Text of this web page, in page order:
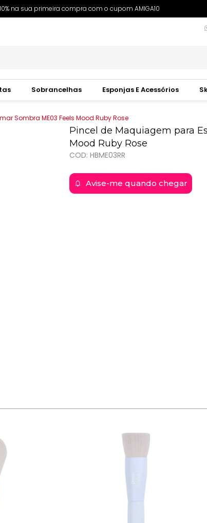
na sua primeira compra com o cupom AMIGA10
Sobrancelhas Esponjas E Acessórios
Sombra ME03 Feels Mood Ruby Rose
Pincel de Maquiagem para
Mood Ruby Rose
COD: HBME03RR
Avise-me quando chegar